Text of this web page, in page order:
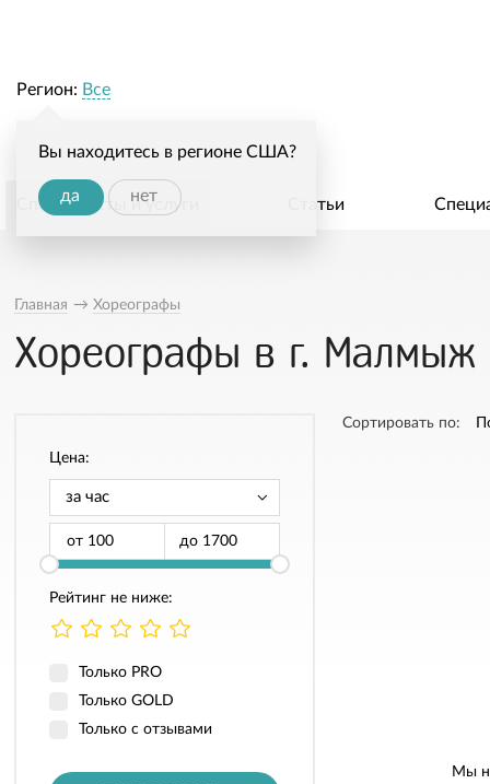
Регион: Все
Вы находитесь в регионе США?
да нет
Специалисты и услуги Статьи
Главная → Хореографы
Хореографы в г. Малмыж
Цена:
от до
Рейтинг не ниже:
Только PRO
Только GOLD
Только с отзывами
Сортировать по:
Мы